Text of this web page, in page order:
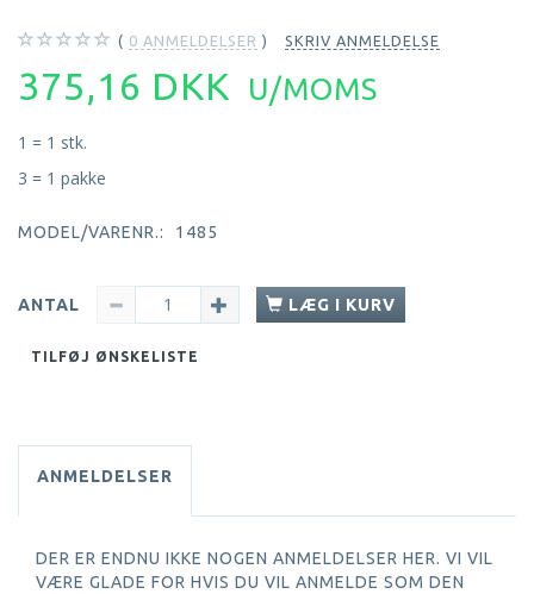
0 ANMELDELSER SKRIV ANMELDELSE
375,16 DKK U/MOMS
1 = 1 stk.
3 = 1 pakke
MODEL/VARENR.: 1485
ANTAL LÆG I KURV
TILFØJ ØNSKELISTE
ANMELDELSER
DER ER ENDNU IKKE NOGEN ANMELDELSER HER. VI VIL
VÆRE GLADE FOR HVIS DU VIL ANMELDE SOM DEN